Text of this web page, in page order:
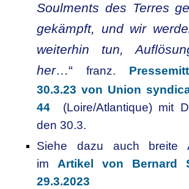
Soulments des Terres
gekämpft, und wir
weiterhin tun,
her…“ franz.
30.3.23 von Union
44
(Loire/Atlantique) mit
den 30.3.
Siehe dazu auch breite
im
Artikel von Bernard
29.3.2023